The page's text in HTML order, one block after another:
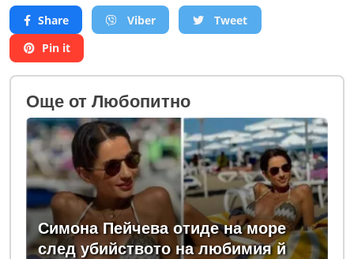
Share Viber
Tweet
Pin it
Oще от Любопитно
Симона Пейчева отиде на море
след убийството на любимия й